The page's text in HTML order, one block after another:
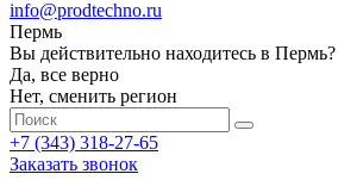
info@prodtechno.ru
Пермь
Вы действительно находитесь в Пермь?
Да, все верно
Нет, сменить регион
+7 (343) 318-27-65
Заказать звонок